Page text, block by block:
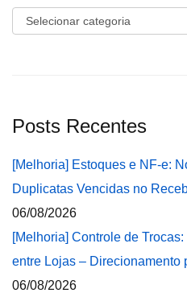
Categorias
Posts Recentes
[Melhoria] Estoques e NF-e:
Duplicatas Vencidas no
06/08/2026
[Melhoria] Controle de
entre Lojas – Direcionamento
06/08/2026